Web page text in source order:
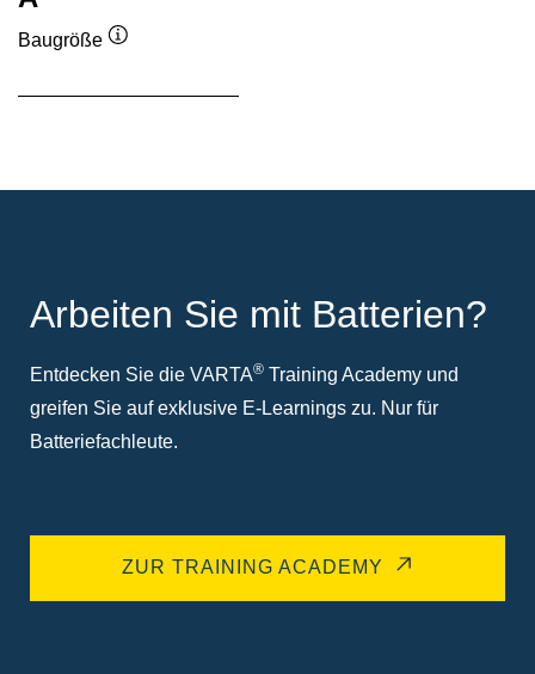
Baugröße
Arbeiten Sie mit Batterien?
Entdecken Sie die VARTA® Training Academy und
greifen Sie auf exklusive E-Learnings zu. Nur für
Batteriefachleute.
ZUR TRAINING ACADEMY